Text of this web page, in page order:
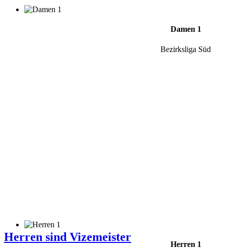
Damen 1
Bezirksliga Süd
Herren 1
Herren sind Vizemeister